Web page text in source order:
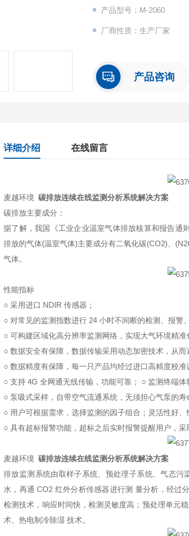
产品型号：M-2060
厂商性质：生产厂家
产品咨询
详细介绍 在线留言
麦越环境碳排放连续在线监测分析系统解决方案
碳排放主要成分：
据了解，我国《工业企业温室气体排放核算和报告通
排放的气体(温室气体)主要成分有二氧化碳(CO2)、
气体。
性能指标
○ 采用进口 NDIR 传感器；
○ 对常见的监测指数进行 24 小时不间断的检测、报警
○ 可构建区域化高分辨率监测网络，实现大气环境精准
○ 数据安全有保障，数据传输采用动态加密技术，从
○ 数据精度有保障，每一只产品均经过进口高精度校准
○ 支持 4G 全网通无线传输，功能可靠； ○ 监测终端体
○ 泵吸式采样，自带空气流通系统，无须担心气泵的
○ 用户可根据需求，选择监测的因子组合；灵活性好、
○ 具有超标报警功能，超标之后实时报警提醒用户，采
麦越环境碳排放连续在线监测分析系统解决方案
排放监测系统由取样子系统、预处理子系统、气态
水，再通 CO2 红外分析传感器进行测 量分析，经过
检测技术，响应时间快，检测灵敏度高；预处理单元
术、热电制冷除湿 技术。